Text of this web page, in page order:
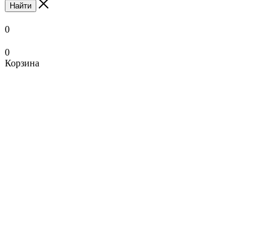
Найти
0
0
Корзина